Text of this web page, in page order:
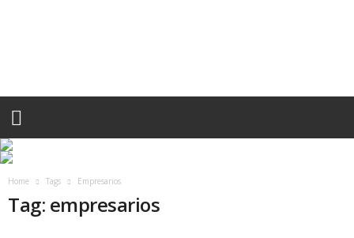
A
J
A
Home Tags Empresarios
Tag: empresarios